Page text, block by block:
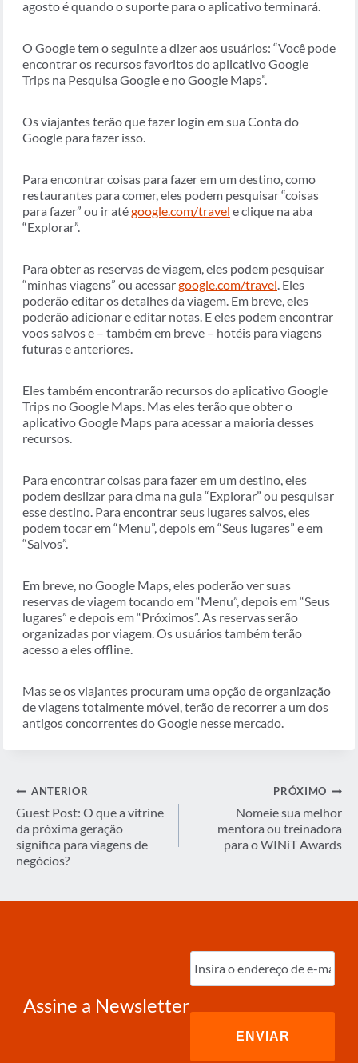
agosto é quando o suporte para o aplicativo terminará.
O Google tem o seguinte a dizer aos usuários: “Você pode
encontrar os recursos favoritos do aplicativo Google
Trips na Pesquisa Google e no Google Maps”.
Os viajantes terão que fazer login em sua Conta do
Google para fazer isso.
Para encontrar coisas para fazer em um destino, como
restaurantes para comer, eles podem pesquisar “coisas
para fazer” ou ir atégoogle.com/travel e clique na aba
“Explorar”.
Para obter as reservas de viagem, eles podem pesquisar
“minhas viagens” ou acessargoogle.com/travel. Eles
poderão editar os detalhes da viagem. Em breve, eles
poderão adicionar e editar notas. E eles podem encontrar
voos salvos e – também em breve – hotéis para viagens
futuras e anteriores.
Eles também encontrarão recursos do aplicativo Google
Trips no Google Maps. Mas eles terão que obter o
aplicativo Google Maps para acessar a maioria desses
recursos.
Para encontrar coisas para fazer em um destino, eles
podem deslizar para cima na guia “Explorar” ou pesquisar
esse destino. Para encontrar seus lugares salvos, eles
podem tocar em “Menu”, depois em “Seus lugares” e em
“Salvos”.
Em breve, no Google Maps, eles poderão ver suas
reservas de viagem tocando em “Menu”, depois em “Seus
lugares” e depois em “Próximos”. As reservas serão
organizadas por viagem. Os usuários também terão
acesso a eles offline.
Mas se os viajantes procuram uma opção de organização
de viagens totalmente móvel, terão de recorrer a um dos
antigos concorrentes do Google nesse mercado.
Navegação
de
Post
ANTERIOR
Guest Post: O que a vitrine
da próxima geração
significa para viagens de
negócios?
PRÓXIMO
Nomeie sua melhor
mentora ou treinadora
para o WINiT Awards
Assine a Newsletter
Digite
o
e-